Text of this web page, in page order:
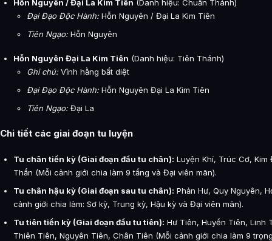
Hỗn Nguyên / Đại La Kim Tiên (Danh hiệu: Chuẩn Thánh)
Đại Đạo Độc Hành:Hỗn Nguyên / Đại La Kim Tiên
Tiên Ngạo:Hỗn Nguyên
Hỗn Nguyên Đại La Kim Tiên (Danh hiệu: Tiên Thánh)
Ghi chú:Vĩnh hằng bất diệt
Đại Đạo Độc Hành:Hỗn Nguyên Đại La Kim Tiên
Tiên Ngạo:Đại La
Chi tiết các giai đoạn tu luyện
Tu chân tiền kỳ (Giai đoạn đầu tu chân): Luyện Khí, Trúc Cơ,
Thần (Mỗi cảnh giới chia làm 9 tầng và Đại viên mãn).
Tu chân hậu kỳ (Giai đoạn sau tu chân): Phản Hư, Quy Nguyên,
cảnh giới chia làm: Sơ kỳ, Trung kỳ, Hậu kỳ và Đại viên mãn).
Tu tiên tiền kỳ (Giai đoạn đầu tu tiên): Hư Tiên, Huyền Tiên, Linh
Thiên Tiên, Nguyên Tiên, Chân Tiên (Mỗi cảnh giới chia làm 9